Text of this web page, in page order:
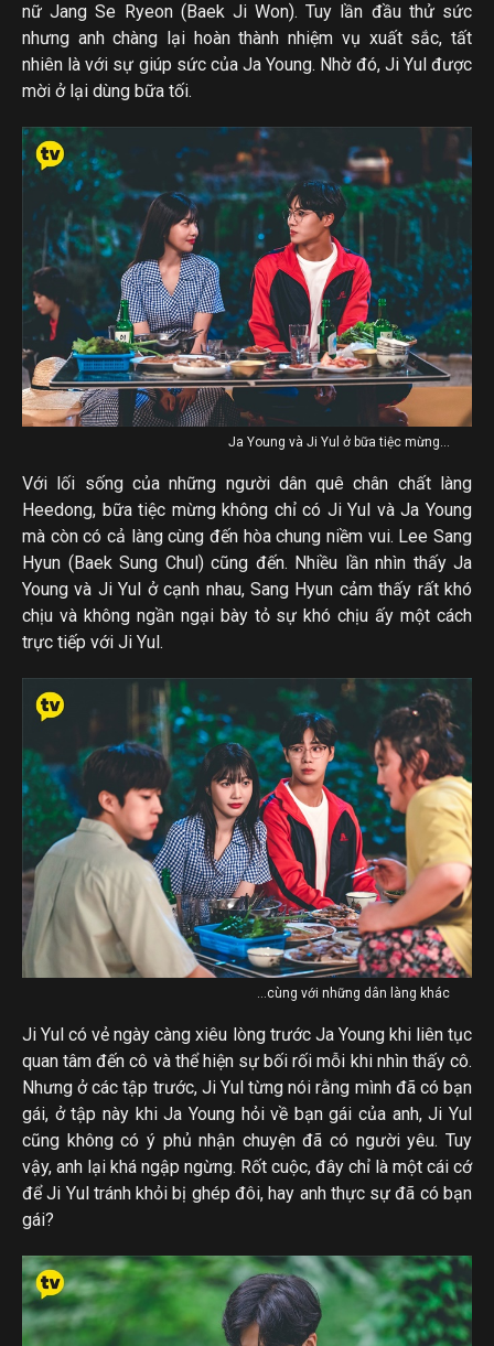
nữ Jang Se Ryeon (Baek Ji Won). Tuy lần đầu thử sức
nhưng anh chàng lại hoàn thành nhiệm vụ xuất sắc, tất
nhiên là với sự giúp sức của Ja Young. Nhờ đó, Ji Yul được
mời ở lại dùng bữa tối.
Ja Young và Ji Yul ở bữa tiệc mừng…
Với lối sống của những người dân quê chân chất làng
Heedong, bữa tiệc mừng không chỉ có Ji Yul và Ja Young
mà còn có cả làng cùng đến hòa chung niềm vui. Lee Sang
Hyun (Baek Sung Chul) cũng đến. Nhiều lần nhìn thấy Ja
Young và Ji Yul ở cạnh nhau, Sang Hyun cảm thấy rất khó
chịu và không ngần ngại bày tỏ sự khó chịu ấy một cách
trực tiếp với Ji Yul.
…cùng với những dân làng khác
Ji Yul có vẻ ngày càng xiêu lòng trước Ja Young khi liên tục
quan tâm đến cô và thể hiện sự bối rối mỗi khi nhìn thấy cô.
Nhưng ở các tập trước, Ji Yul từng nói rằng mình đã có bạn
gái, ở tập này khi Ja Young hỏi về bạn gái của anh, Ji Yul
cũng không có ý phủ nhận chuyện đã có người yêu. Tuy
vậy, anh lại khá ngập ngừng. Rốt cuộc, đây chỉ là một cái cớ
để Ji Yul tránh khỏi bị ghép đôi, hay anh thực sự đã có bạn
gái?